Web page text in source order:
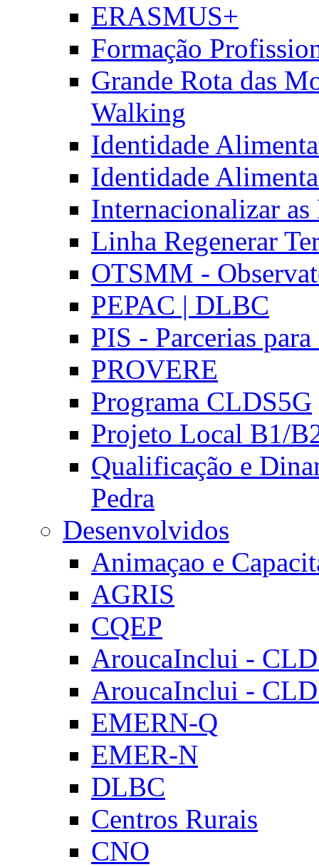
ERASMUS+
Formação
Grande Rota das
Walking
Identidade
Identidade
Internacionalizar
Linha Regenerar
OTSMM -
PEPAC | DLBC
PIS - Parcerias
PROVERE
Programa CLDS5G
Projeto Local B1/
Qualificação e
Pedra
Desenvolvidos
Animaçao e
AGRIS
CQEP
AroucaInclui -
AroucaInclui -
EMERN-Q
EMER-N
DLBC
Centros Rurais
CNO